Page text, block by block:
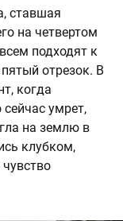
ставшая
на четвертом
подходят к
отрезок. В
когда
умрет,
на землю в
клубком,